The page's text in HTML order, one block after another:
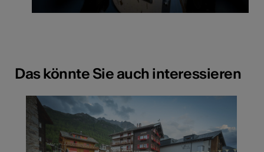
Das könnte Sie auch interessieren